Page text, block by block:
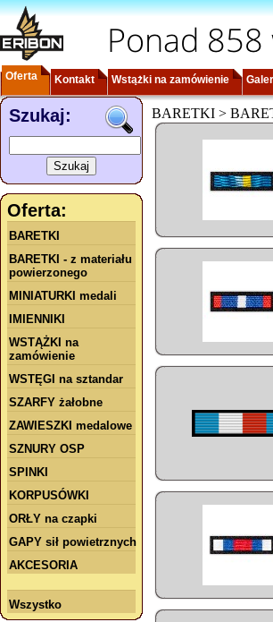
Ponad
Oferta Kontakt Wstążki na zamówienie
Szukaj:
Oferta:
BARETKI
BARETKI - z materiału
powierzonego
MINIATURKI medali
IMIENNIKI
WSTĄŻKI na
zamówienie
WSTĘGI na sztandar
SZARFY żałobne
ZAWIESZKI medalowe
SZNURY OSP
SPINKI
KORPUSÓWKI
ORŁY na czapki
GAPY sił powietrznych
AKCESORIA
Wszystko
BARETKI >